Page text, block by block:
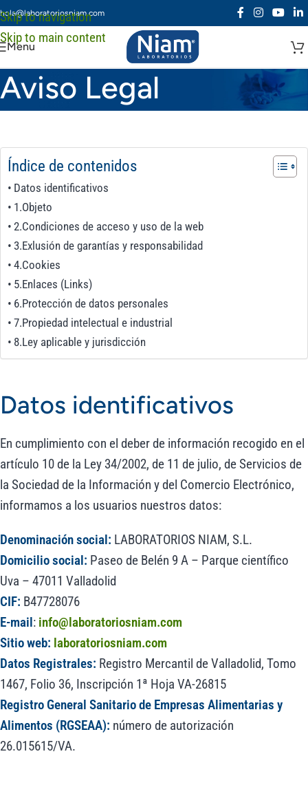
Skip to navigation
Skip to main content
hola@laboratoriosniam.com
Menu
Aviso Legal
Índice de contenidos
Datos identificativos
1.Objeto
2.Condiciones de acceso y uso de la web
3.Exlusión de garantías y responsabilidad
4.Cookies
5.Enlaces (Links)
6.Protección de datos personales
7.Propiedad intelectual e industrial
8.Ley aplicable y jurisdicción
Datos identificativos
En cumplimiento con el deber de información recogido en el
artículo 10 de la Ley 34/2002, de 11 de julio, de Servicios de
la Sociedad de la Información y del Comercio Electrónico,
informamos a los usuarios nuestros datos:
Denominación social: LABORATORIOS NIAM, S.L.
Domicilio social: Paseo de Belén 9 A – Parque científico
Uva – 47011 Valladolid
CIF: B47728076
E-mail: info@laboratoriosniam.com
Sitio web: laboratoriosniam.com
Datos Registrales: Registro Mercantil de Valladolid, Tomo
1467, Folio 36, Inscripción 1ª Hoja VA-26815
Registro General Sanitario de Empresas Alimentarias y
Alimentos (RGSEAA): número de autorización
26.015615/VA.